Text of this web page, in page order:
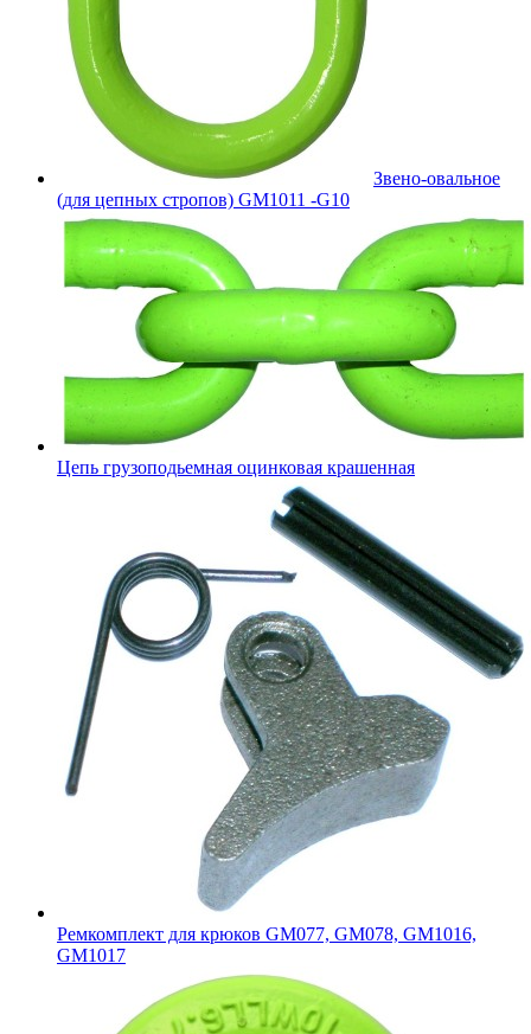
Звено-овальное
(для цепных стропов) GM1011 -G10
Цепь грузоподьемная оцинковая крашенная
Ремкомплект для крюков GM077, GM078, GM1016,
GM1017